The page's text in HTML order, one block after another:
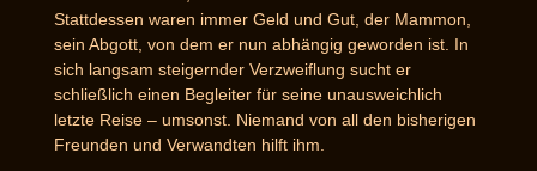
Stattdessen waren immer Geld und Gut, der Mammon,
sein Abgott, von dem er nun abhängig geworden ist. In
sich langsam steigernder Verzweiflung sucht er
schließlich einen Begleiter für seine unausweichlich
letzte Reise – umsonst. Niemand von all den bisherigen
Freunden und Verwandten hilft ihm.